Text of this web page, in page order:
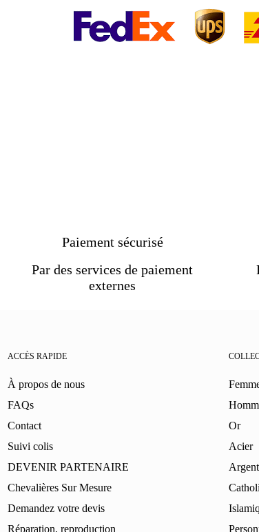
Paiement sécurisé
Par des services de paiement
externes
ACCÈS RAPIDE
À propos de nous
FAQs
Contact
Suivi colis
DEVENIR PARTENAIRE
Chevalières Sur Mesure
Demandez votre devis
Réparation, reproduction
Or
Acier
Argent